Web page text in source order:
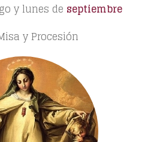
y lunes de septiembre
y Procesión